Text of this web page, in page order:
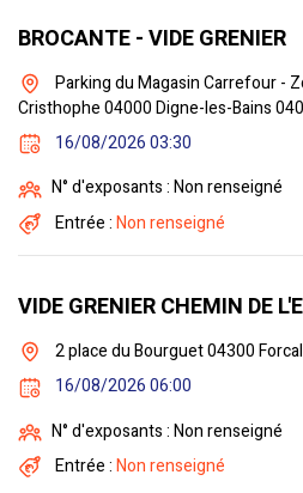
BROCANTE - VIDE GRENIER
Parking du Magasin Carrefour -
Cristhophe 04000 Digne-les-Bains
16/08/2026 03:30
N° d'exposants : Non renseigné
Entrée :Non renseigné
VIDE GRENIER CHEMIN DE
2 place du Bourguet 04300
16/08/2026 06:00
N° d'exposants : Non renseigné
Entrée :Non renseigné